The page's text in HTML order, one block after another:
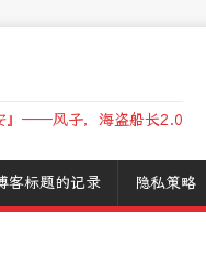
』——风子，海盗船长2.0
客标题的记录 隐私策略